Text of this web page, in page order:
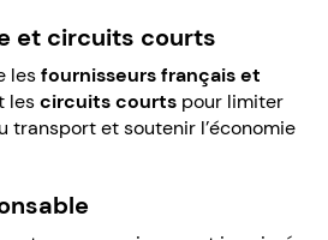
et circuits courts
lesfournisseurs français et
lescircuits courts pour limiter
transport et soutenir l’économie